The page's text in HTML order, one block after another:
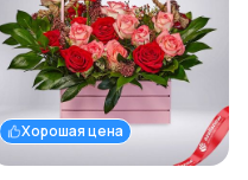
Хорошая цена